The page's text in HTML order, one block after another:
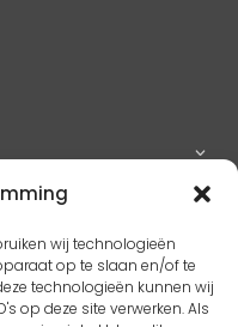
wij technologieën
op te slaan en/of te
technologieën kunnen wij
op deze site verwerken. Als